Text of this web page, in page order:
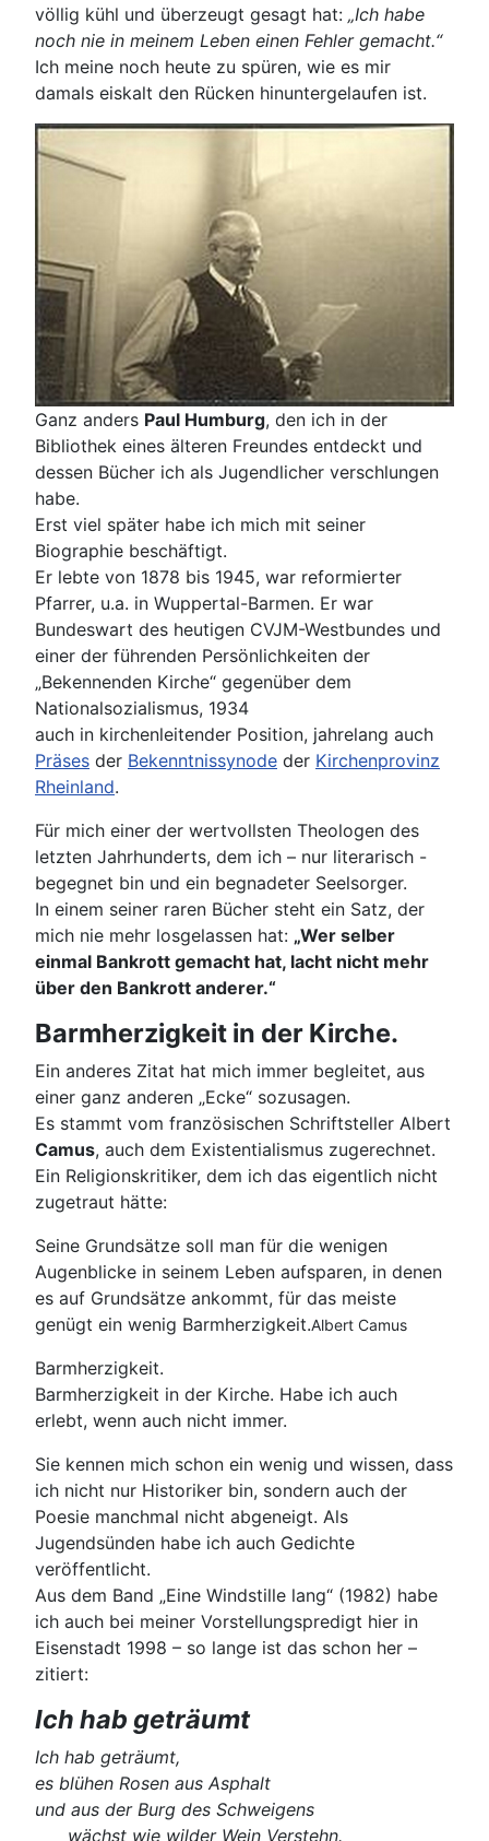
völlig kühl und überzeugt gesagt hat: „Ich habe
noch nie in meinem Leben einen Fehler gemacht.“
Ich meine noch heute zu spüren, wie es mir
damals eiskalt den Rücken hinuntergelaufen ist.
Ganz anders Paul Humburg, den ich in der
Bibliothek eines älteren Freundes entdeckt und
dessen Bücher ich als Jugendlicher verschlungen
habe.
Erst viel später habe ich mich mit seiner
Biographie beschäftigt.
Er lebte von 1878 bis 1945, war reformierter
Pfarrer, u.a. in Wuppertal-Barmen. Er war
Bundeswart des heutigen CVJM-Westbundes und
einer der führenden Persönlichkeiten der
„Bekennenden Kirche“ gegenüber dem
Nationalsozialismus, 1934
auch in kirchenleitender Position, jahrelang auch
Präses der Bekenntnissynode der Kirchenprovinz
Rheinland.
Für mich einer der wertvollsten Theologen des
letzten Jahrhunderts, dem ich – nur literarisch -
begegnet bin und ein begnadeter Seelsorger.
In einem seiner raren Bücher steht ein Satz, der
mich nie mehr losgelassen hat: „Wer selber
einmal Bankrott gemacht hat, lacht nicht mehr
über den Bankrott anderer.“
Barmherzigkeit in der Kirche.
Ein anderes Zitat hat mich immer begleitet, aus
einer ganz anderen „Ecke“ sozusagen.
Es stammt vom französischen Schriftsteller Albert
Camus, auch dem Existentialismus zugerechnet.
Ein Religionskritiker, dem ich das eigentlich nicht
zugetraut hätte:
Seine Grundsätze soll man für die wenigen
Augenblicke in seinem Leben aufsparen, in denen
es auf Grundsätze ankommt, für das meiste
genügt ein wenig Barmherzigkeit.Albert Camus
Barmherzigkeit.
Barmherzigkeit in der Kirche. Habe ich auch
erlebt, wenn auch nicht immer.
Sie kennen mich schon ein wenig und wissen, dass
ich nicht nur Historiker bin, sondern auch der
Poesie manchmal nicht abgeneigt. Als
Jugendsünden habe ich auch Gedichte
veröffentlicht.
Aus dem Band „Eine Windstille lang“ (1982) habe
ich auch bei meiner Vorstellungspredigt hier in
Eisenstadt 1998 – so lange ist das schon her –
zitiert:
Ich hab geträumt
Ich hab geträumt,
es blühen Rosen aus Asphalt
und aus der Burg des Schweigens
wächst wie wilder Wein Verstehn.